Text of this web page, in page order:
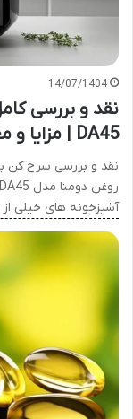
14/07/1404
نقد و بررسی
DA45 | مزایا و معایب
آشپزخونه های خیلی